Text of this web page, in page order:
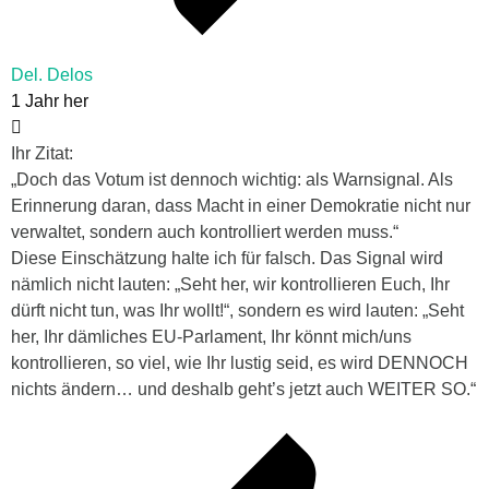
Del. Delos
1 Jahr her
Ihr Zitat:
„Doch das Votum ist dennoch wichtig: als Warnsignal. Als
Erinnerung daran, dass Macht in einer Demokratie nicht nur
verwaltet, sondern auch kontrolliert werden muss.“
Diese Einschätzung halte ich für falsch. Das Signal wird
nämlich nicht lauten: „Seht her, wir kontrollieren Euch, Ihr
dürft nicht tun, was Ihr wollt!“, sondern es wird lauten: „Seht
her, Ihr dämliches EU-Parlament, Ihr könnt mich/uns
kontrollieren, so viel, wie Ihr lustig seid, es wird DENNOCH
nichts ändern… und deshalb geht’s jetzt auch WEITER SO.“